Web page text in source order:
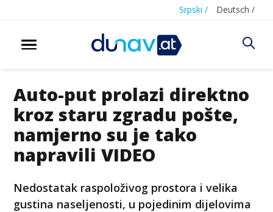
Srpski / Deutsch /
Auto-put prolazi direktno
kroz staru zgradu pošte,
namjerno su je tako
napravili VIDEO
Nedostatak raspoloživog prostora i velika
gustina naseljenosti, u pojedinim dijelovima